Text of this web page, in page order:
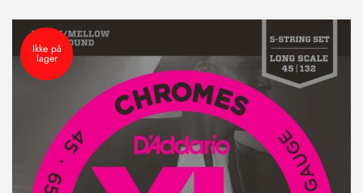
Ikke på
lager